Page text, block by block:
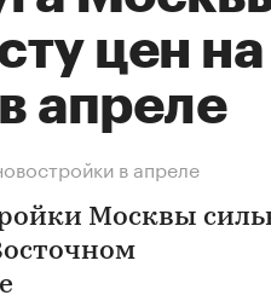
цен на
апреле
в апреле
Москвы